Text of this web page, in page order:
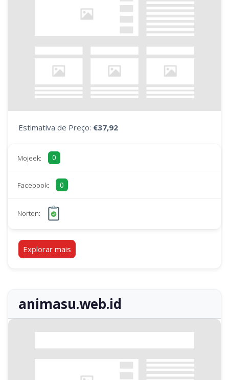
Estimativa de Preço: €37,92
Mojeek: 0
Facebook: 0
Norton:
Explorar mais
animasu.web.id